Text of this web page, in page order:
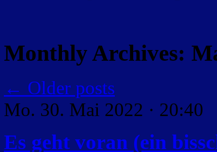
Monthly Archives:
← Older posts
Mo. 30. Mai 2022 · 20:40
Es geht voran (ein